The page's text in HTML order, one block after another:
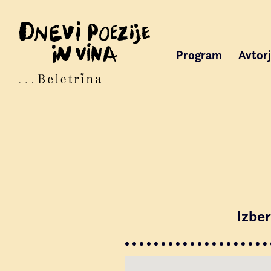
Program